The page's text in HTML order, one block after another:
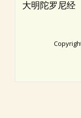
大明陀罗尼经